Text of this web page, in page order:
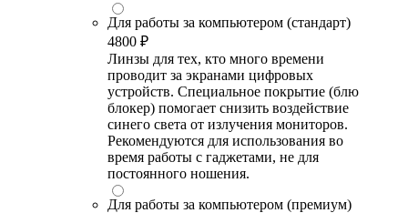
Для работы за компьютером (стандарт)
4800 ₽
Линзы для тех, кто много времени
проводит за экранами цифровых
устройств. Специальное покрытие (блю
блокер) помогает снизить воздействие
синего света от излучения мониторов.
Рекомендуются для использования во
время работы с гаджетами, не для
постоянного ношения.
Для работы за компьютером (премиум)